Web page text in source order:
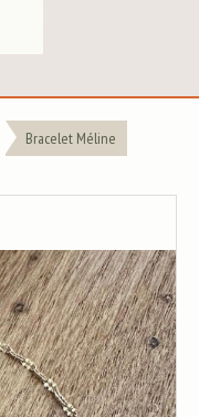
Bracelet Méline